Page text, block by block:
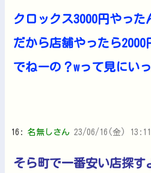
クロックス3000円やった
だから店舗やったら
でねーの？wって見にい
16: 名無しさん 23/06/16(金)
そら町で一番安い店探す